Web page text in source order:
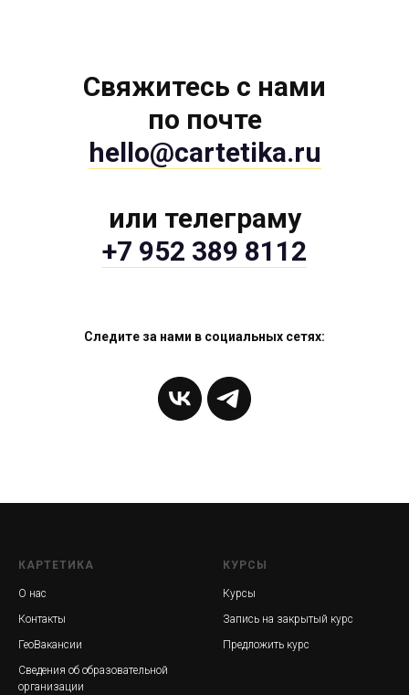
Свяжитесь с нами
по почте
hello@cartetika.ru
или телеграму
+7 952 389 8112
Следите за нами в социальных сетях:
КАРТЕТИКА
О нас
Контакты
ГеоВакансии
Сведения об образовательной
организации
КУРСЫ
Курсы
Запись на закрытый курс
Предложить курс